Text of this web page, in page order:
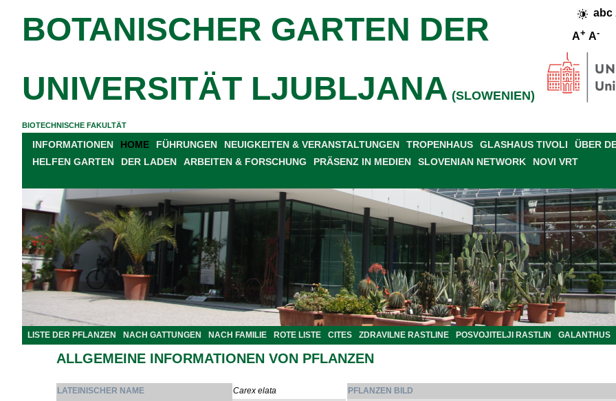
abc
A+ A-
BOTANISCHER GARTEN DER
UNIVERSITÄT LJUBLJANA (SLOWENIEN)
BIOTECHNISCHE FAKULTÄT
INFORMATIONEN HOME FÜHRUNGEN NEUIGKEITEN & VERANSTALTUNGEN TROPENHAUS GLASHAUS TIVOLI
ÜBER
HELFEN GARTEN
DER LADEN ARBEITEN & FORSCHUNG PRÄSENZ IN MEDIEN SLOVENIAN NETWORK NOVI VRT
LISTE DER PFLANZEN NACH GATTUNGEN NACH FAMILIE ROTE LISTE CITES ZDRAVILNE RASTLINE POSVOJITELJI RASTLIN GALANTHUS
ALLGEMEINE INFORMATIONEN VON PFLANZEN
LATEINISCHER NAME
Carex elata
PFLANZEN BILD